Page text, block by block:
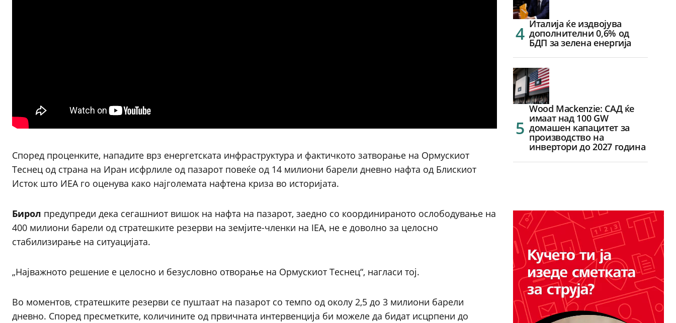
Според проценките, нападите врз енергетската инфраструктура и фактичкото затворање на Ормускиот
Теснец од страна на Иран исфрлиле од пазарот повеќе од 14 милиони барели дневно нафта од Блискиот
Исток што ИЕА го оценува како најголемата нафтена криза во историјата.
Бирол предупреди дека сегашниот вишок на нафта на пазарот, заедно со координираното ослободување на
400 милиони барели од стратешките резерви на земјите-членки на IEA, не е доволно за целосно
стабилизирање на ситуацијата.
„Најважното решение е целосно и безусловно отворање на Ормускиот Теснец“, нагласи тој.
Во моментов, стратешките резерви се пуштаат на пазарот со темпо од околу 2,5 до 3 милиони барели
дневно. Според пресметките, количините од првичната интервенција би можеле да бидат исцрпени до
Италија ќе издвојува
дополнителни 0,6% од
БДП за зелена енергија
Wood Mackenzie: САД ќе
имаат над 100 GW
домашен капацитет за
производство на
инвертори до 2027 година